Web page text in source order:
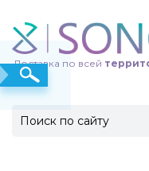
Доставка по всей